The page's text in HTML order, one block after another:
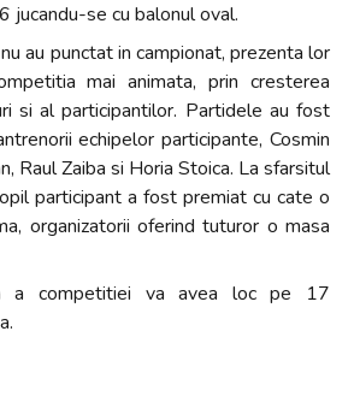
jucandu-se cu balonul oval.
au punctat in campionat, prezenta lor
mai animata, prin cresterea
si al participantilor. Partidele au fost
echipelor participante, Cosmin
Raul Zaiba si Horia Stoica. La sfarsitul
participant a fost premiat cu cate o
organizatorii oferind tuturor o masa
a competitiei va avea loc pe 17